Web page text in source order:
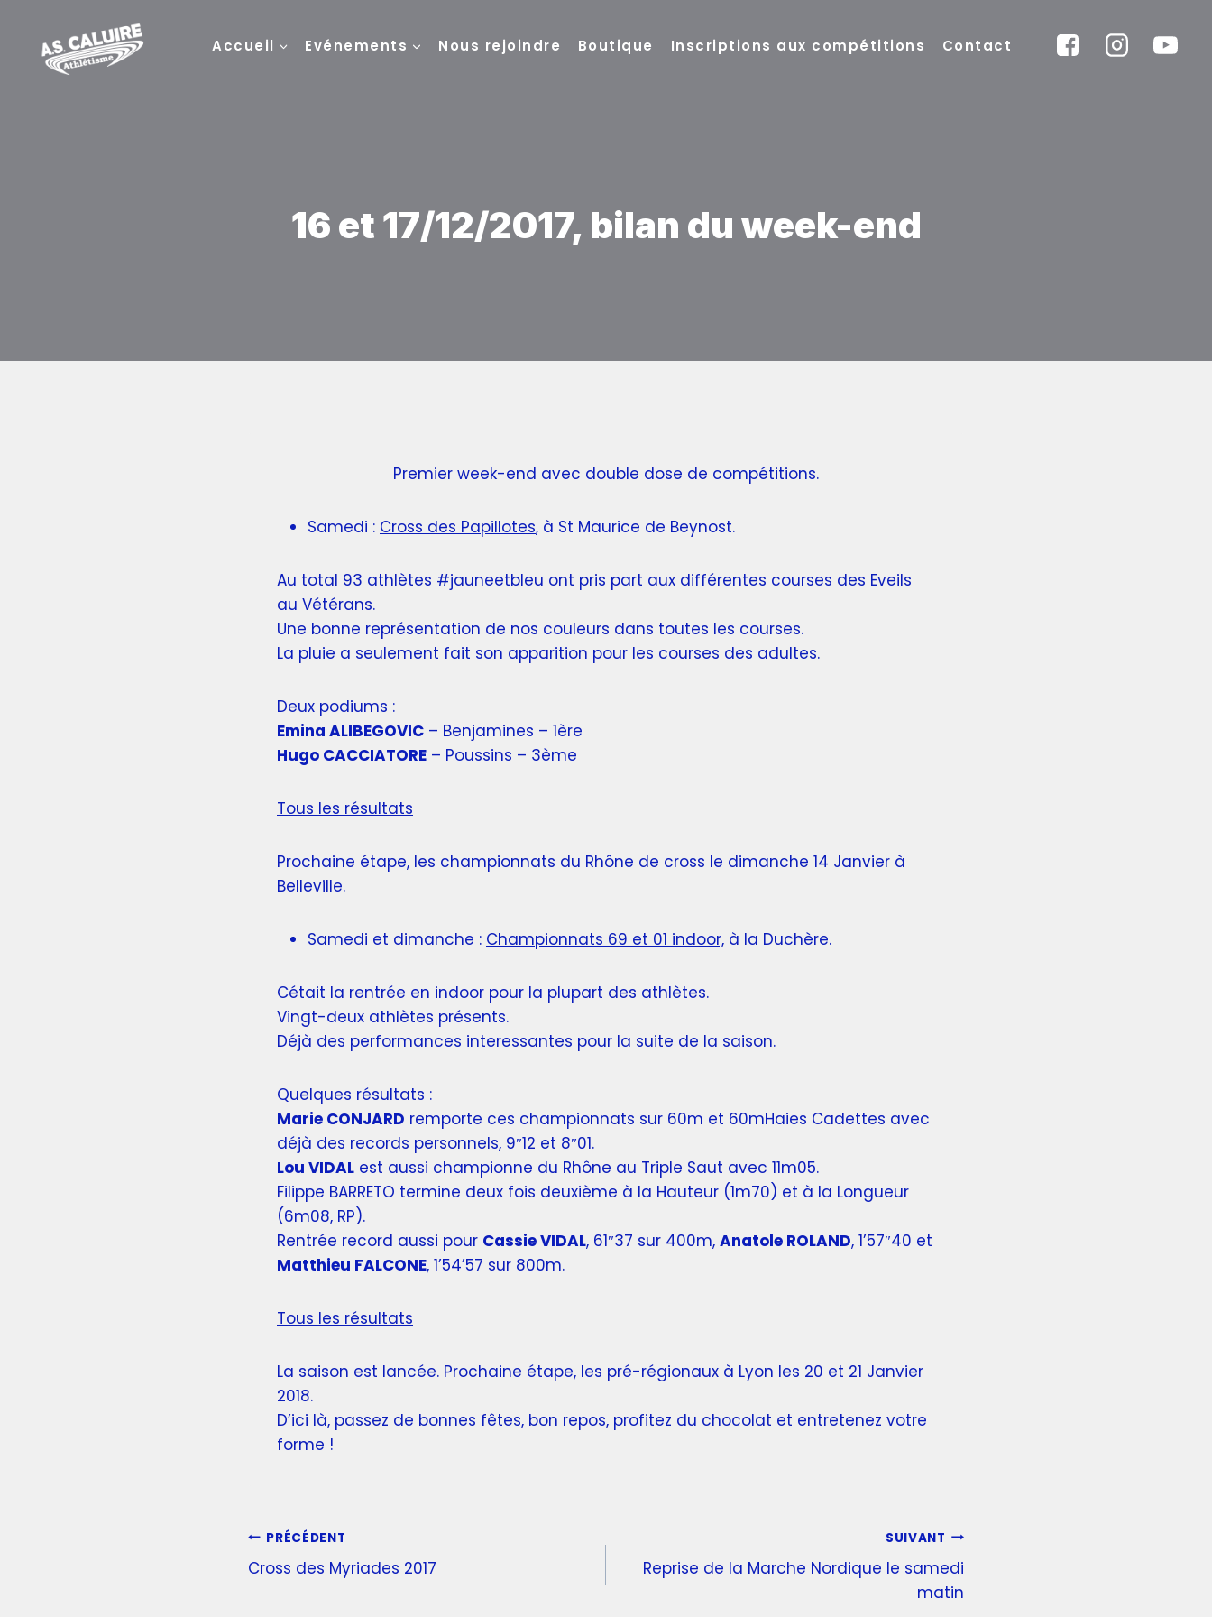
Accueil Evénements Nous rejoindre Boutique Inscriptions aux compétitions Contact
16 et 17/12/2017, bilan du week-end
Premier week-end avec double dose de compétitions.
Samedi : Cross des Papillotes, à St Maurice de Beynost.
Au total 93 athlètes #jauneetbleu ont pris part aux différentes courses des Eveils
au Vétérans.
Une bonne représentation de nos couleurs dans toutes les courses.
La pluie a seulement fait son apparition pour les courses des adultes.
Deux podiums :
Emina ALIBEGOVIC – Benjamines – 1ère
Hugo CACCIATORE – Poussins – 3ème
Tous les résultats
Prochaine étape, les championnats du Rhône de cross le dimanche 14 Janvier à
Belleville.
Samedi et dimanche : Championnats 69 et 01 indoor, à la Duchère.
Cétait la rentrée en indoor pour la plupart des athlètes.
Vingt-deux athlètes présents.
Déjà des performances interessantes pour la suite de la saison.
Quelques résultats :
Marie CONJARD remporte ces championnats sur 60m et 60mHaies Cadettes avec
déjà des records personnels, 9″12 et 8″01.
Lou VIDAL est aussi championne du Rhône au Triple Saut avec 11m05.
Filippe BARRETO termine deux fois deuxième à la Hauteur (1m70) et à la Longueur
(6m08, RP).
Rentrée record aussi pour Cassie VIDAL, 61″37 sur 400m, Anatole ROLAND, 1’57″40 et
Matthieu FALCONE, 1’54’57 sur 800m.
Tous les résultats
La saison est lancée. Prochaine étape, les pré-régionaux à Lyon les 20 et 21 Janvier
2018.
D’ici là, passez de bonnes fêtes, bon repos, profitez du chocolat et entretenez votre
forme !
PRÉCÉDENT
Cross des Myriades 2017
SUIVANT
Reprise de la Marche Nordique le samedi
matin